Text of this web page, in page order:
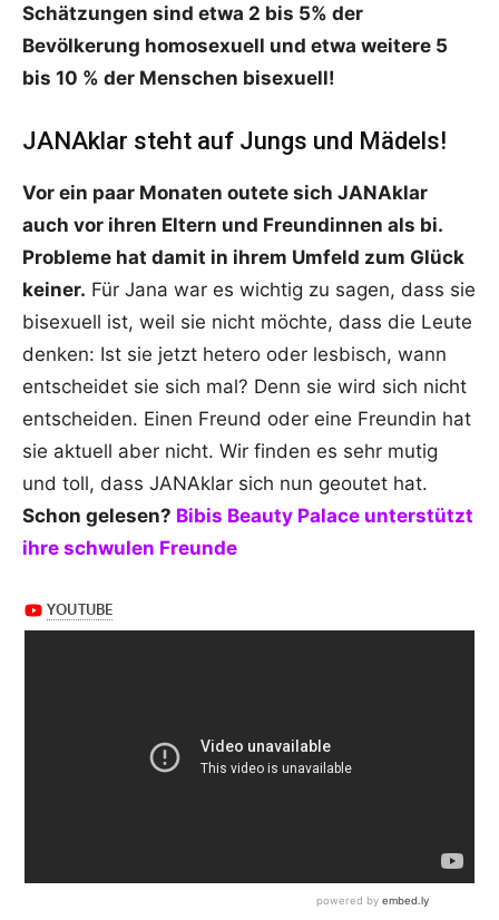
Schätzungen sind etwa 2 bis 5% der
Bevölkerung homosexuell und etwa weitere 5
bis 10 % der Menschen bisexuell!
JANAklar steht auf Jungs und Mädels!
Vor ein paar Monaten outete sich JANAklar
auch vor ihren Eltern und Freundinnen als bi.
Probleme hat damit in ihrem Umfeld zum Glück
keiner. Für Jana war es wichtig zu sagen, dass sie
bisexuell ist, weil sie nicht möchte, dass die Leute
denken: Ist sie jetzt hetero oder lesbisch, wann
entscheidet sie sich mal? Denn sie wird sich nicht
entscheiden. Einen Freund oder eine Freundin hat
sie aktuell aber nicht. Wir finden es sehr mutig
und toll, dass JANAklar sich nun geoutet hat.
Schon gelesen? Bibis Beauty Palace unterstützt
ihre schwulen Freunde